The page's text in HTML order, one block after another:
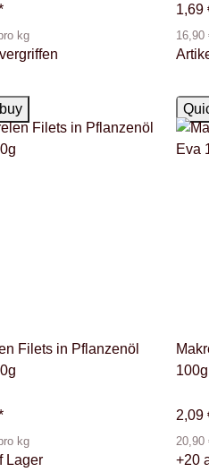
kg
1,69
16,90
Filets in Pflanzenöl
kg
Lager
Auf
100g
2,09
20,90
+20